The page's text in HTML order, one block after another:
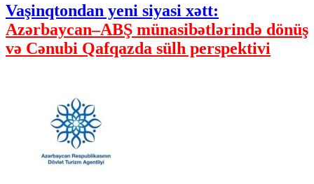
Vaşinqtondan yeni siyasi xətt:
Azərbaycan–ABŞ münasibətlərində dönüş
və Cənubi Qafqazda sülh perspektivi